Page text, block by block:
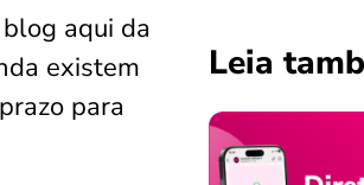
aqui da
existem
para
Leia